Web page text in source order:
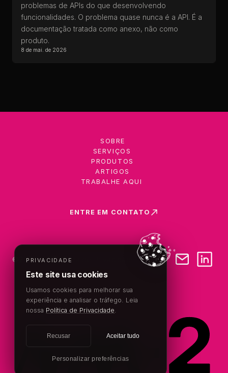
problemas de APIs do que desenvolvendo
funcionalidades. O problema quase nunca é a API. É a
documentação tratada como anexo, não como
produto.
8 de mai. de 2026
SOBRE
SERVIÇOS
PRODUTOS
ARTIGOS
TRABALHE AQUI
ENTRE EM CONTATO
© 2026VM2Política de Privacidade
PRIVACIDADE
Este site usa cookies
Usamos cookies para melhorar sua
experiência e analisar o tráfego. Leia
nossa Política de Privacidade.
Recusar Aceitar tudo
Personalizar preferências